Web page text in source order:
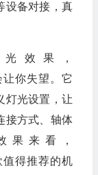
设备对接，真
效果，
让你失望。它
灯光设置，让
接方式、轴体
果来看，
值得推荐的机